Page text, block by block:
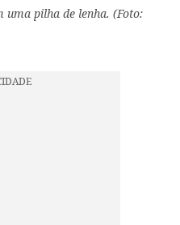
uma pilha de lenha. (Foto: